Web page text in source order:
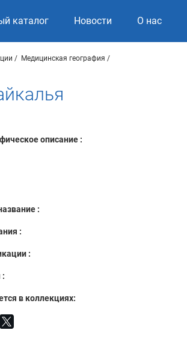
каталог Новости О нас
Медицинская география
описание :
:
:
:
:
в коллекциях: